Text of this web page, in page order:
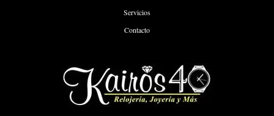
Servicios
Contacto